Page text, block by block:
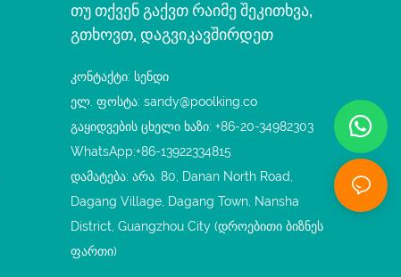
Თუ Თქვენ Გაქვთ Რაიმე Შეკითხვა,
Გთხოვთ, Დაგვიკავშირდეთ
კონტაქტი: სენდი
ელ. ფოსტა:sandy@poolking.co
გაყიდვების ცხელი ხაზი: +86-20-34982303
WhatsApp:+86-13922334815
დამატება: არა. 80, Danan North Road,
Dagang Village, Dagang Town, Nansha
District, Guangzhou City (დროებითი ბიზნეს
ფართი)